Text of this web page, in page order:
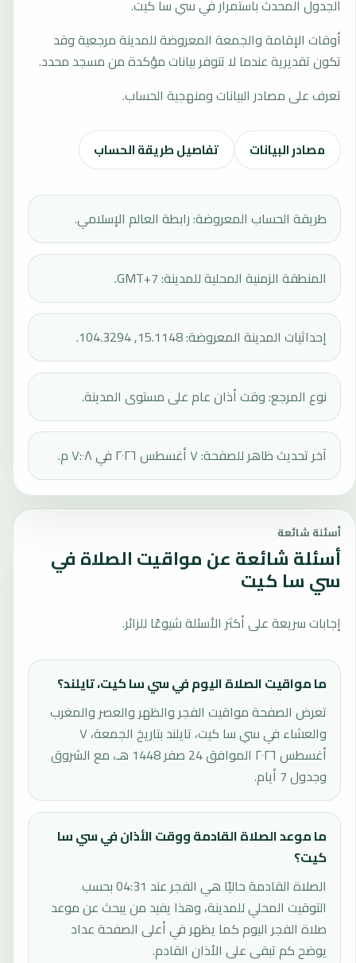
الجدول المحدث باستمرار في سي سا كيت.
أوقات الإقامة والجمعة المعروضة للمدينة مرجعية وقد
تكون تقديرية عندما لا تتوفر بيانات مؤكدة من مسجد محدد.
تعرف على مصادر البيانات ومنهجية الحساب.
مصادر البيانات تفاصيل طريقة الحساب
طريقة الحساب المعروضة: رابطة العالم الإسلامي.
المنطقة الزمنية المحلية للمدينة: GMT+7.
إحداثيات المدينة المعروضة: 15.1148, 104.3294.
نوع المرجع: وقت أذان عام على مستوى المدينة.
آخر تحديث ظاهر للصفحة: ٧ أغسطس ٢٠٢٦ في ٧:٠٨ م.
أسئلة شائعة
أسئلة شائعة عن مواقيت الصلاة في
سي سا كيت
إجابات سريعة على أكثر الأسئلة شيوعًا للزائر.
ما مواقيت الصلاة اليوم في سي سا كيت، تايلند؟
تعرض الصفحة مواقيت الفجر والظهر والعصر والمغرب
والعشاء في سي سا كيت، تايلند بتاريخ الجمعة، ٧
أغسطس ٢٠٢٦ الموافق 24 صفر 1448 هـ، مع الشروق
وجدول 7 أيام.
ما موعد الصلاة القادمة ووقت الأذان في سي سا
كيت؟
الصلاة القادمة حاليًا هي الفجر عند 04:31 بحسب
التوقيت المحلي للمدينة، وهذا يفيد من يبحث عن موعد
صلاة الفجر اليوم كما يظهر في أعلى الصفحة عداد
يوضح كم تبقى على الأذان القادم.